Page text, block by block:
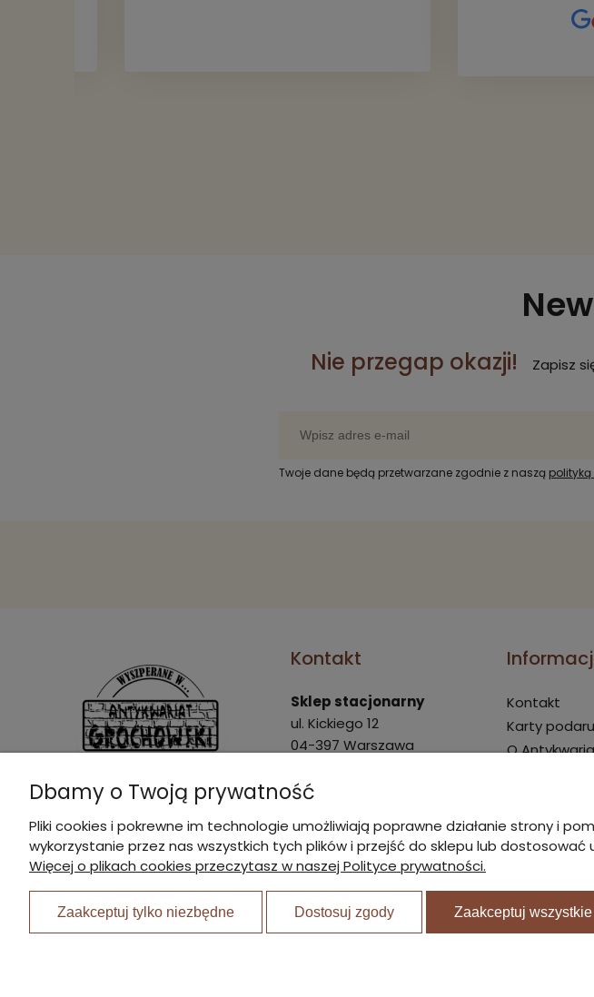
do wystroju
Nie przegap okazji! Zapisz
Twoje dane będą przetwarzane zgodnie z naszą
I Nagroda w plebiscycie:
Kontakt
Sklep stacjonarny
ul. Kickiego 12
04-397 Warszawa
Pon. - Pt.: 9:00 - 19:00
Sob.: 9:00 - 15:00
marek@agrochowski.pl
22 870 21 23
510 445 596
Kontakt
Karty
O
Regulamin
Polityka
Blog
Dbamy o Twoją prywatność
Pliki cookies i pokrewne im technologie umożliwiają poprawne działanie strony i
wykorzystanie przez nas wszystkich tych plików i przejść do sklepu lub
Więcej o plikach cookies przeczytasz w naszej Polityce prywatności.
Zaakceptuj tylko niezbędne Dostosuj zgody Zaakceptuj wszystkie